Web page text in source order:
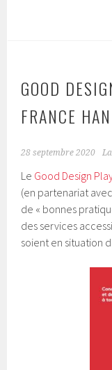
GOOD
FRANCE
28 septembre 2020
Le Good Design
(en partenariat
de « bonnes
des services
soient en situation